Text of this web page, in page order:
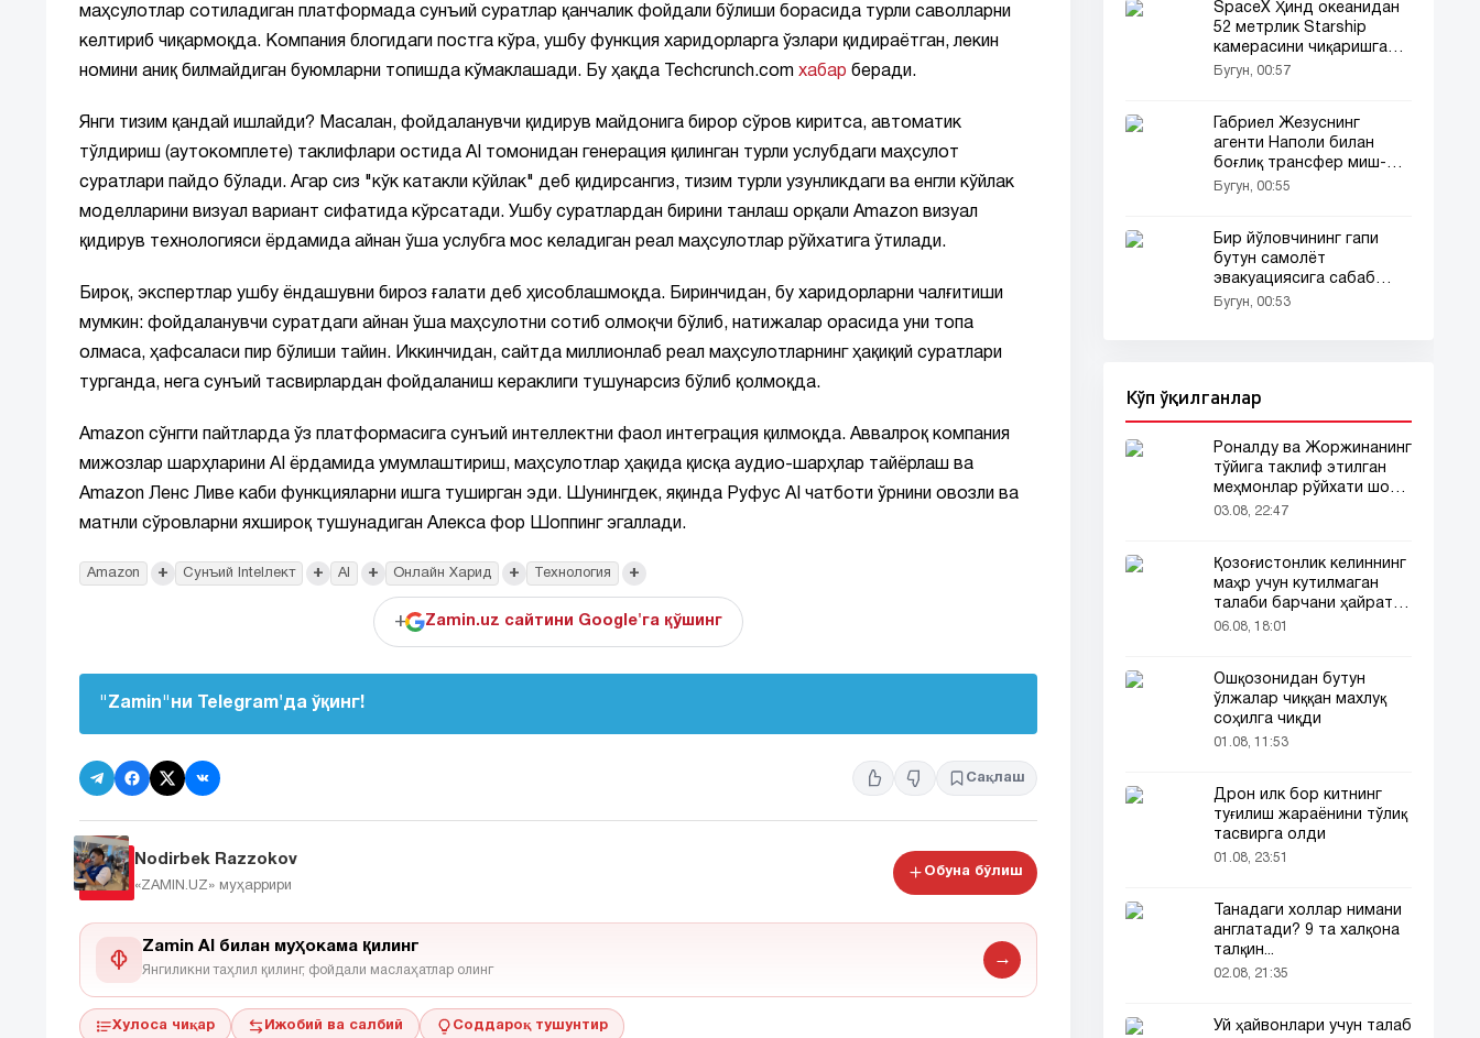
маҳсулотлар сотиладиган платформада сунъий суратлар қанчалик фойдали бўлиши борасида турли саволларни
келтириб чиқармоқда. Компания блогидаги постга кўра, ушбу функция харидорларга ўзлари қидираётган, лекин
номини аниқ билмайдиган буюмларни топишда кўмаклашади. Бу ҳақда Techcrunch.com хабар беради.
Янги тизим қандай ишлайди? Масалан, фойдаланувчи қидирув майдонига бирор сўров киритса, автоматик
тўлдириш (аутокомплете) таклифлари остида AI томонидан генерация қилинган турли услубдаги маҳсулот
суратлари пайдо бўлади. Агар сиз "кўк катакли кўйлак" деб қидирсангиз, тизим турли узунликдаги ва енгли кўйлак
моделларини визуал вариант сифатида кўрсатади. Ушбу суратлардан бирини танлаш орқали Amazon визуал
қидирув технологияси ёрдамида айнан ўша услубга мос келадиган реал маҳсулотлар рўйхатига ўтилади.
Бироқ, экспертлар ушбу ёндашувни бироз ғалати деб ҳисоблашмоқда. Биринчидан, бу харидорларни чалғитиши
мумкин: фойдаланувчи суратдаги айнан ўша маҳсулотни сотиб олмоқчи бўлиб, натижалар орасида уни топа
олмаса, ҳафсаласи пир бўлиши тайин. Иккинчидан, сайтда миллионлаб реал маҳсулотларнинг ҳақиқий суратлари
турганда, нега сунъий тасвирлардан фойдаланиш кераклиги тушунарсиз бўлиб қолмоқда.
Amazon сўнгги пайтларда ўз платформасига сунъий интеллектни фаол интеграция қилмоқда. Аввалроқ компания
мижозлар шарҳларини AI ёрдамида умумлаштириш, маҳсулотлар ҳақида қисқа аудио-шарҳлар тайёрлаш ва
Amazon Ленс Ливе каби функцияларни ишга туширган эди. Шунингдек, яқинда Руфус AI чатботи ўрнини овозли ва
матнли сўровларни яхшироқ тушунадиган Алекса фор Шоппинг эгаллади.
Amazon + Сунъий Intelлект + AI + Онлайн Харид + Технология +
+ Zamin.uz сайтини Google'га қўшинг
"Zamin"ни Telegram'да ўқинг!
Сақлаш
Nodirbek Razzokov
«ZAMIN.UZ» муҳаррири
Обуна бўлиш
Zamin AI билан муҳокама қилинг
Янгиликни таҳлил қилинг, фойдали маслаҳатлар олинг
→
Хулоса чиқар Ижобий ва салбий Соддароқ тушунтир
SpaceX Ҳинд океанидан
52 метрлик Starship
камерасини чиқаришга
уринмоқда
Бугун, 00:57
Габриел Жезуснинг
агенти Наполи билан
боғлиқ трансфер миш-
мишларига ойдинлик
Бугун, 00:55
Бир йўловчининг гапи
бутун самолёт
эвакуациясига сабаб
бўлди
Бугун, 00:53
Кўп ўқилганлар
Роналду ва Жоржинанинг
тўйига таклиф этилган
меҳмонлар рўйхати шов-
шувда
03.08, 22:47
Қозоғистонлик келиннинг
маҳр учун кутилмаган
талаби барчани ҳайратга
солди
06.08, 18:01
Ошқозонидан бутун
ўлжалар чиққан махлуқ
соҳилга чиқди
01.08, 11:53
Дрон илк бор китнинг
туғилиш жараёнини тўлиқ
тасвирга олди
01.08, 23:51
Танадаги холлар нимани
англатади? 9 та халқона
талқин...
02.08, 21:35
Уй ҳайвонлари учун талаб